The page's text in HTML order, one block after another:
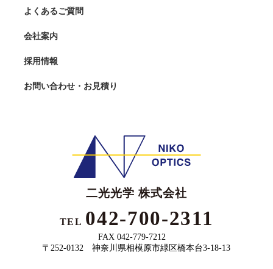
よくあるご質問
会社案内
採用情報
お問い合わせ・ お見積り
二光光学 株式会社
TEL 042-700-2311
FAX 042-779-7212
〒252-0132 神奈川県相模原市緑区橋本台3-18-13